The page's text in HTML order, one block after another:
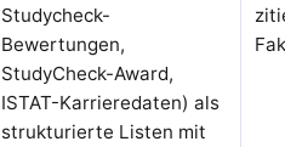
Studycheck-
Bewertungen,
StudyCheck-Award,
ISTAT-Karrieredaten) als
strukturierte Listen mit